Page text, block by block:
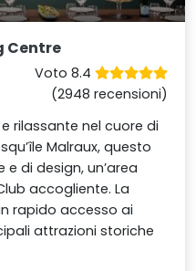
Centre
Voto 8.4
(2948 recensioni)
rilassante nel cuore di
Malraux, questo
di design, un’area
accogliente. La
rapido accesso ai
attrazioni storiche